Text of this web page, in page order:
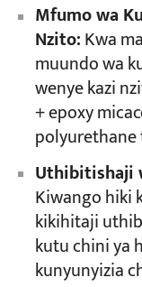
Mfumo wa
Nzito:Kwa
muundo wa
wenye kazi
+ epoxy
Uthibitishaji
Kiwango hiki
kikihitaji
kutu chini ya
kunyunyizia